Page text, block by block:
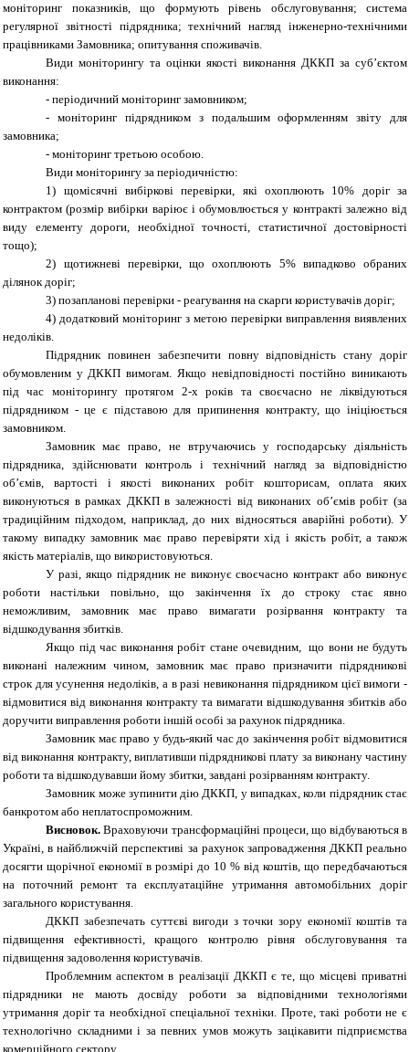
моніторинг показників, що формують рівень обслуговування; система
регулярної звітності підрядника; технічний нагляд інженерно-технічними
працівниками Замовника; опитування споживачів.
Види моніторингу та оцінки якості виконання ДККП за суб’єктом
виконання:
- періодичний моніторинг замовником;
- моніторинг підрядником з подальшим оформленням звіту для
замовника;
- моніторинг третьою особою.
Види моніторингу за періодичністю:
1) щомісячні вибіркові перевірки, які охоплюють 10% доріг за
контрактом (розмір вибірки варіює і обумовлюється у контракті залежно від
виду елементу дороги, необхідної точності, статистичної достовірності
тощо);
2) щотижневі перевірки, що охоплюють 5% випадково обраних
ділянок доріг;
3) позапланові перевірки - реагування на скарги користувачів доріг;
4) додатковий моніторинг з метою перевірки виправлення виявлених
недоліків.
Підрядник повинен забезпечити повну відповідність стану доріг
обумовленим у ДККП вимогам. Якщо невідповідності постійно виникають
під час моніторингу протягом 2-х років та своєчасно не ліквідуються
підрядником - це є підставою для припинення контракту, що ініціюється
замовником.
Замовник має право, не втручаючись у господарську діяльність
підрядника, здійснювати контроль і технічний нагляд за відповідністю
об’ємів, вартості і якості виконаних робіт кошторисам, оплата яких
виконуються в рамках ДККП в залежності від виконаних об’ємів робіт (за
традиційним підходом, наприклад, до них відносяться аварійні роботи). У
такому випадку замовник має право перевіряти хід і якість робіт, а також
якість матеріалів, що використовуються.
У разі, якщо підрядник не виконує своєчасно контракт або виконує
роботи настільки повільно, що закінчення їх до строку стає явно
неможливим, замовник має право вимагати розірвання контракту та
відшкодування збитків.
Якщо під час виконання робіт стане очевидним, що вони не будуть
виконані належним чином, замовник має право призначити підрядникові
строк для усунення недоліків, а в разі невиконання підрядником цієї вимоги -
відмовитися від виконання контракту та вимагати відшкодування збитків або
доручити виправлення роботи іншій особі за рахунок підрядника.
Замовник має право у будь-який час до закінчення робіт відмовитися
від виконання контракту, виплативши підрядникові плату за виконану частину
роботи та відшкодувавши йому збитки, завдані розірванням контракту.
Замовник може зупинити дію ДККП, у випадках, коли підрядник стає
банкротом або неплатоспроможним.
Висновок.Враховуючи трансформаційні процеси, що відбуваються в
Україні, в найближчій перспективі за рахунок запровадження ДККП реально
досягти щорічної економії в розмірі до 10 % від коштів, що передбачаються
на поточний ремонт та експлуатаційне утримання автомобільних доріг
загального користування.
ДККП забезпечать суттєві вигоди з точки зору економії коштів та
підвищення ефективності, кращого контролю рівня обслуговування та
підвищення задоволення користувачів.
Проблемним аспектом в реалізації ДККП є те, що місцеві приватні
підрядники не мають досвіду роботи за відповідними технологіями
утримання доріг та необхідної спеціальної техніки. Проте, такі роботи не є
технологічно складними і за певних умов можуть зацікавити підприємства
комерційного сектору.